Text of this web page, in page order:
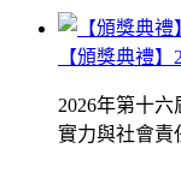
【頒獎典禮
2026年第十
實力與社會責